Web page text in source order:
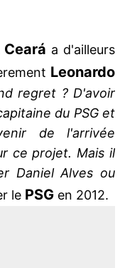
Ceará a d'ailleurs
Leonardo
regret ? D'avoir
du PSG et
de l'arrivée
ce projet. Mais il
Daniel Alves ou
le PSG en 2012.